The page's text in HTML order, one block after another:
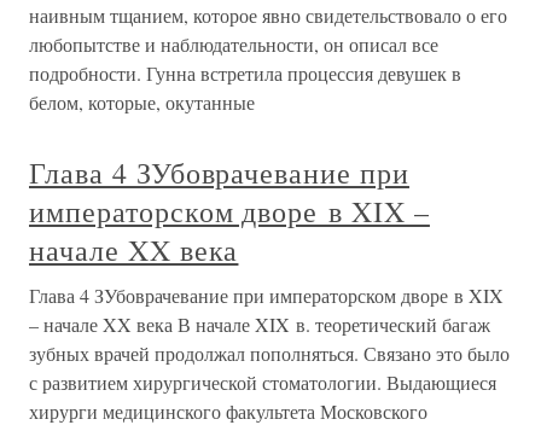
наивным тщанием, которое явно свидетельствовало о его
любопытстве и наблюдательности, он описал все
подробности. Гунна встретила процессия девушек в
белом, которые, окутанные
Глава 4 ЗУбоврачевание при
императорском дворе в XIX –
начале XX века
Глава 4 ЗУбоврачевание при императорском дворе в XIX
– начале XX века В начале XIX в. теоретический багаж
зубных врачей продолжал пополняться. Связано это было
с развитием хирургической стоматологии. Выдающиеся
хирурги медицинского факультета Московского